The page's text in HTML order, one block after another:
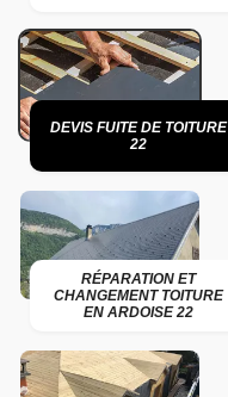
DEVIS FUITE DE TOITURE
22
RÉPARATION ET
CHANGEMENT TOITURE
EN ARDOISE 22